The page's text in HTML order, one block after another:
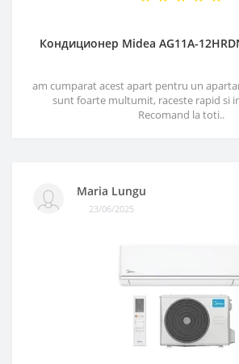
Кондиционер Midea AG11A-
am cumparat acest apart pentru un
sunt foarte multumit, raceste rapid si
Recomand la toti..
Maria Lungu
23/06/2025